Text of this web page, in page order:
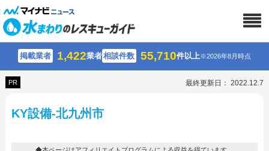
掲載業者 1,422業者相談件数 55,710件以上※2026年8月時点
PR 最終更新日： 2022.12.7
KY設備-北九州市
◆本ページはアフィリエイトプログラムによる収益を得ています。